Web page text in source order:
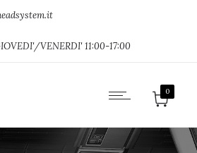
VENERDI' 11:00-17:00
0